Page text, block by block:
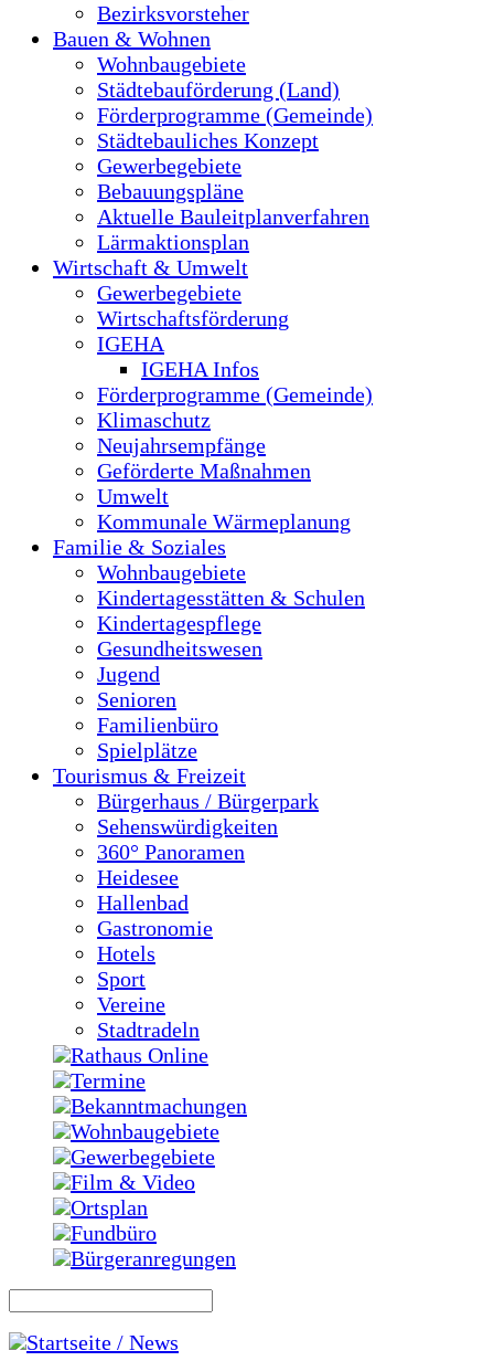
Bezirksvorsteher
Bauen & Wohnen
Wohnbaugebiete
Städtebauförderung (Land)
Förderprogramme (Gemeinde)
Städtebauliches Konzept
Gewerbegebiete
Bebauungspläne
Aktuelle Bauleitplanverfahren
Lärmaktionsplan
Wirtschaft & Umwelt
Gewerbegebiete
Wirtschaftsförderung
IGEHA
IGEHA Infos
Förderprogramme (Gemeinde)
Klimaschutz
Neujahrsempfänge
Geförderte Maßnahmen
Umwelt
Kommunale Wärmeplanung
Familie & Soziales
Wohnbaugebiete
Kindertagesstätten & Schulen
Kindertagespflege
Gesundheitswesen
Jugend
Senioren
Familienbüro
Spielplätze
Tourismus & Freizeit
Bürgerhaus / Bürgerpark
Sehenswürdigkeiten
360° Panoramen
Heidesee
Hallenbad
Gastronomie
Hotels
Sport
Vereine
Stadtradeln
Rathaus Online
Termine
Bekanntmachungen
Wohnbaugebiete
Gewerbegebiete
Film & Video
Ortsplan
Fundbüro
Bürgeranregungen
Startseite / News